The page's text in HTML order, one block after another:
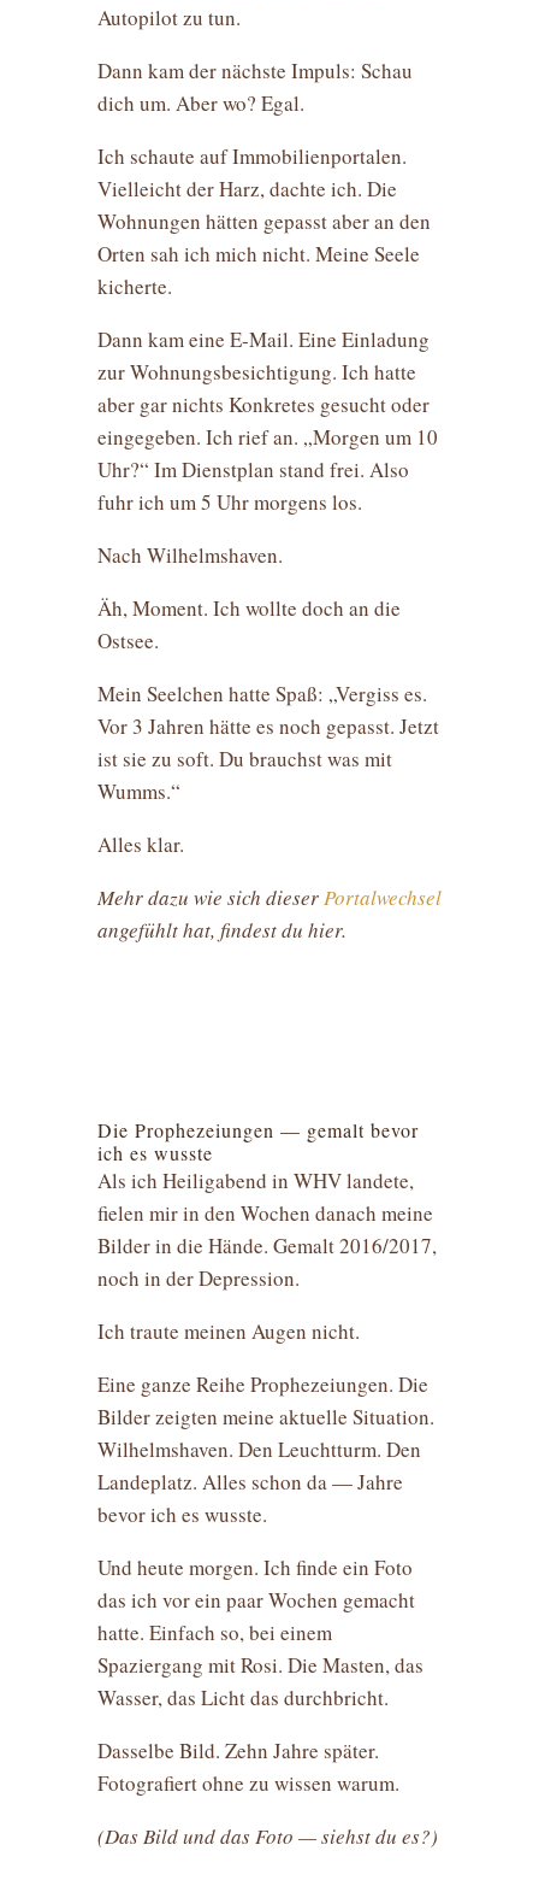
Autopilot zu tun.
Dann kam der nächste Impuls: Schau
dich um. Aber wo? Egal.
Ich schaute auf Immobilienportalen.
Vielleicht der Harz, dachte ich. Die
Wohnungen hätten gepasst aber an den
Orten sah ich mich nicht. Meine Seele
kicherte.
Dann kam eine E-Mail. Eine Einladung
zur Wohnungsbesichtigung. Ich hatte
aber gar nichts Konkretes gesucht oder
eingegeben. Ich rief an. „Morgen um 10
Uhr?“ Im Dienstplan stand frei. Also
fuhr ich um 5 Uhr morgens los.
Nach Wilhelmshaven.
Äh, Moment. Ich wollte doch an die
Ostsee.
Mein Seelchen hatte Spaß: „Vergiss es.
Vor 3 Jahren hätte es noch gepasst. Jetzt
ist sie zu soft. Du brauchst was mit
Wumms.“
Alles klar.
Mehr dazu wie sich dieserPortalwechsel
angefühlt hat, findest du hier.
Die Prophezeiungen — gemalt bevor
ich es wusste
Als ich Heiligabend in WHV landete,
fielen mir in den Wochen danach meine
Bilder in die Hände. Gemalt 2016/2017,
noch in der Depression.
Ich traute meinen Augen nicht.
Eine ganze Reihe Prophezeiungen. Die
Bilder zeigten meine aktuelle Situation.
Wilhelmshaven. Den Leuchtturm. Den
Landeplatz. Alles schon da — Jahre
bevor ich es wusste.
Und heute morgen. Ich finde ein Foto
das ich vor ein paar Wochen gemacht
hatte. Einfach so, bei einem
Spaziergang mit Rosi. Die Masten, das
Wasser, das Licht das durchbricht.
Dasselbe Bild. Zehn Jahre später.
Fotografiert ohne zu wissen warum.
(Das Bild und das Foto — siehst du es?)